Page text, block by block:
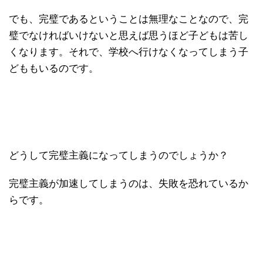
でも、完璧であるということは無理なことなので、完
璧でなければいけないと思えば思うほど子どもは苦し
くなります。それで、学校へ行けなくなってしまう子
どももいるのです。
どうして完璧主義になってしまうのでしょうか？
完璧主義が加速してしまうのは、失敗を恐れているか
らです。